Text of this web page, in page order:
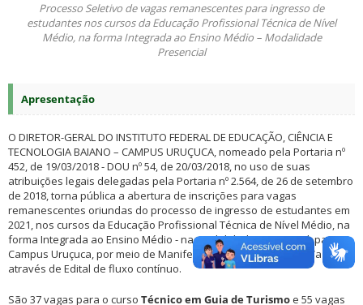
Processo Seletivo de vagas remanescentes para ingresso de
estudantes nos cursos da Educação Profissional Técnica de Nível
Médio, na forma Integrada ao Ensino Médio – Modalidade
Presencial
Apresentação
O DIRETOR-GERAL DO INSTITUTO FEDERAL DE EDUCAÇÃO, CIÊNCIA E
TECNOLOGIA BAIANO – CAMPUS URUÇUCA, nomeado pela Portaria nº
452, de 19/03/2018 - DOU nº 54, de 20/03/2018, no uso de suas
atribuições legais delegadas pela Portaria nº 2.564, de 26 de setembro
de 2018, torna pública a abertura de inscrições para vagas
remanescentes oriundas do processo de ingresso de estudantes em
2021, nos cursos da Educação Profissional Técnica de Nível Médio, na
forma Integrada ao Ensino Médio - na modalidade presencial, para o
Campus Uruçuca, por meio de Manifestação de Interesse na Vaga,
através de Edital de fluxo contínuo.
São 37 vagas para o curso Técnico em Guia de Turismo e 55 vagas